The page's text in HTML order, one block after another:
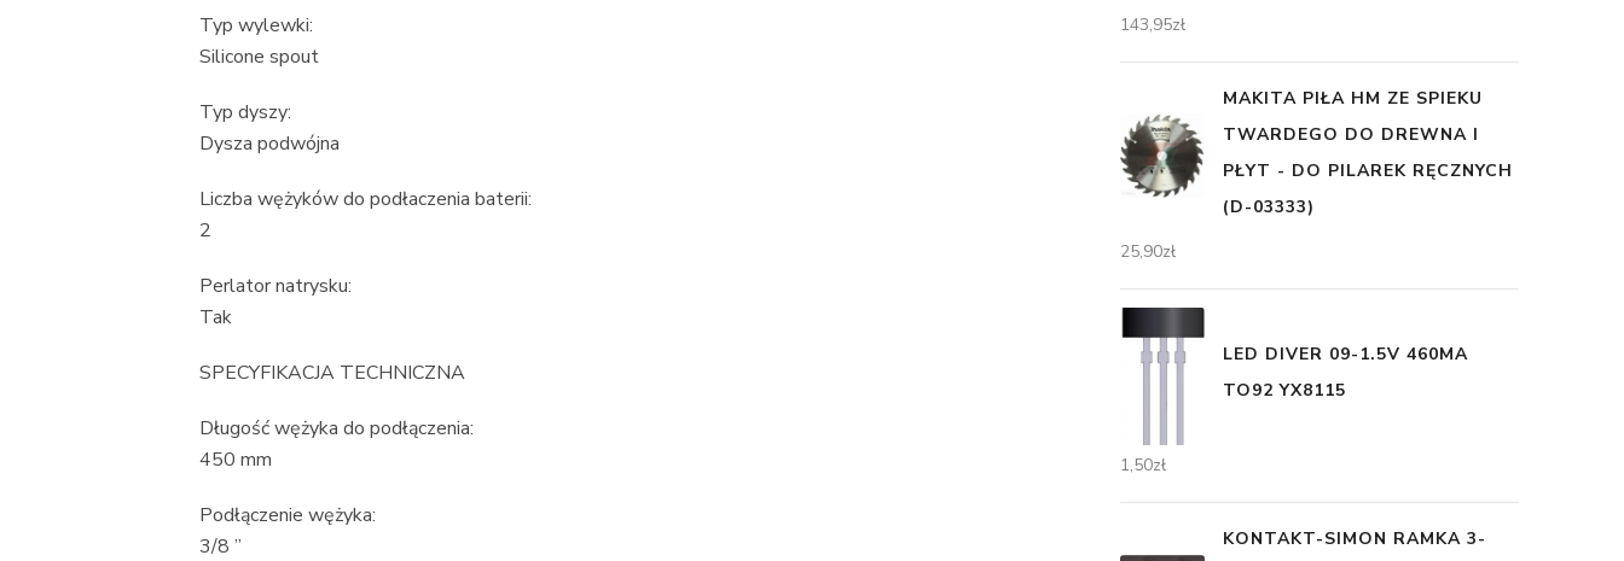
Typ wylewki:
Silicone spout
Typ dyszy:
Dysza podwójna
Liczba wężyków do podłaczenia baterii:
2
Perlator natrysku:
Tak
SPECYFIKACJA TECHNICZNA
Długość wężyka do podłączenia:
450 mm
Podłączenie wężyka:
3/8 ”
143,95zł
MAKITA PIŁA HM ZE SPIEKU
TWARDEGO DO DREWNA I
PŁYT - DO PILAREK RĘCZNYCH
(D-03333)
25,90zł
LED DIVER 09-1.5V 460MA
TO92 YX8115
1,50zł
KONTAKT-SIMON RAMKA 3-